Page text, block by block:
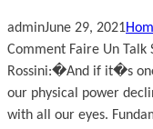
adminJune 29, 2021
Comment Faire Un Talk
Rossini:�And if it�s
our physical power
with all our eyes.